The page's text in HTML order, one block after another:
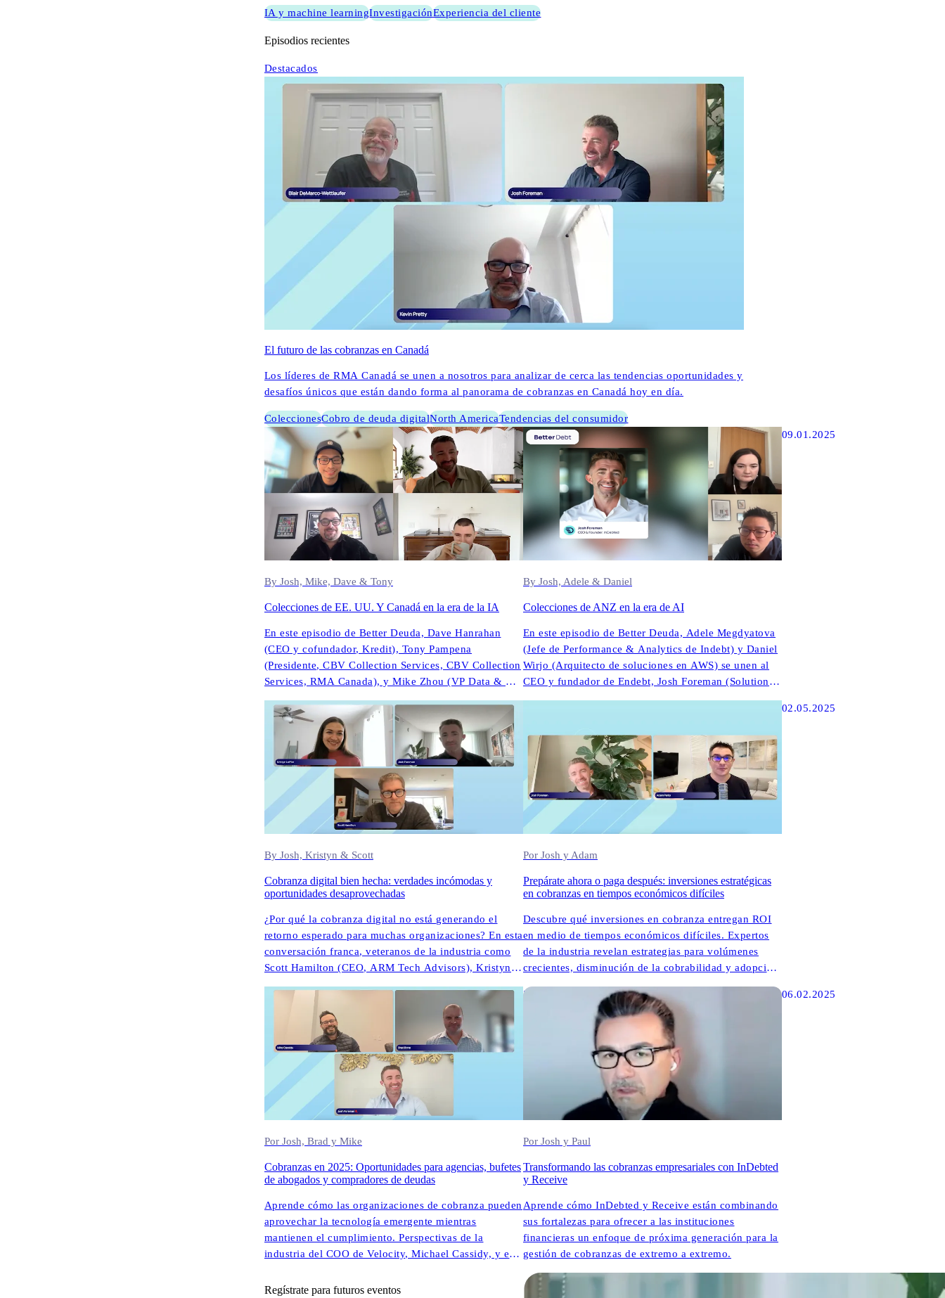
IA y machine learningInvestigaciónExperiencia del cliente
Episodios recientes
Destacados
El futuro de las cobranzas en Canadá
Los líderes de RMA Canadá se unen a nosotros para analizar de cerca las tendencias oportunidades y
desafíos únicos que están dando forma al panorama de cobranzas en Canadá hoy en día.
ColeccionesCobro de deuda digitalNorth AmericaTendencias del consumidor
09.09.2025
By Josh, Mike, Dave & Tony
Colecciones de EE. UU. Y Canadá en la era de la IA
En este episodio de Better Deuda, Dave Hanrahan
(CEO y cofundador, Kredit), Tony Pampena
(Presidente, CBV Collection Services, CBV Collection
Services, RMA Canada), y Mike Zhou (VP Data & AI,
(vicepresidenta de RMA, el CEDIO, y Mike Zhou (VP
(vicepresidenta de North America (VP data de VP,
Tony Pampena (VP (VP Data Vicsen, y RMA, y VP
(AI, y VP.
09.01.2025
By Josh, Adele & Daniel
Colecciones de ANZ en la era de AI
En este episodio de Better Deuda, Adele Megdyatova
(Jefe de Performance & Analytics de Indebt) y Daniel
Wirjo (Arquitecto de soluciones en AWS) se unen al
CEO y fundador de Endebt, Josh Foreman (Solutions
By Josh, Kristyn & Scott
Cobranza digital bien hecha: verdades incómodas y
oportunidades desaprovechadas
¿Por qué la cobranza digital no está generando el
retorno esperado para muchas organizaciones? En esta
conversación franca, veteranos de la industria como
Scott Hamilton (CEO, ARM Tech Advisors), Kristyn
fundador de InDebted) comparten ideas sin filtros
sobre lo que realmente funciona en la tecnología
moderna de cobranza.
02.05.2025
Por Josh y Adam
Prepárate ahora o paga después: inversiones estratégicas
en cobranzas en tiempos económicos difíciles
Descubre qué inversiones en cobranza entregan ROI
en medio de tiempos económicos difíciles. Expertos
de la industria revelan estrategias para volúmenes
crecientes, disminución de la cobrabilidad y adopción
28.02.2025
Por Josh, Brad y Mike
Cobranzas en 2025: Oportunidades para agencias, bufetes
de abogados y compradores de deudas
Aprende cómo las organizaciones de cobranza pueden
aprovechar la tecnología emergente mientras
mantienen el cumplimiento. Perspectivas de la
industria del COO de Velocity, Michael Cassidy, y el
06.02.2025
Por Josh y Paul
Transformando las cobranzas empresariales con InDebted
y Receive
Aprende cómo InDebted y Receive están combinando
sus fortalezas para ofrecer a las instituciones
financieras un enfoque de próxima generación para la
gestión de cobranzas de extremo a extremo.
Regístrate para futuros eventos